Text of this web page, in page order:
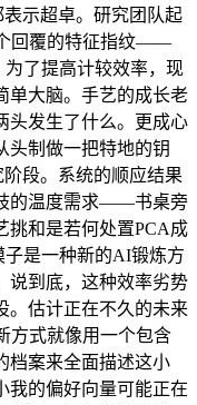
示超卓。研究团队起
回覆的特征指纹——
了提高计较效率，现
单大脑。手艺的成长老
头发生了什么。更成心
头制做一把特地的钥
段。系统的顺应结果
的温度需求——书桌旁
挑和是若何处置PCA成
是一种新的AI锻炼方
说到底，这种效率劣势
。估计正在不久的未来
方式就像用一个包含
档案来全面描述这小
我的偏好向量可能正在